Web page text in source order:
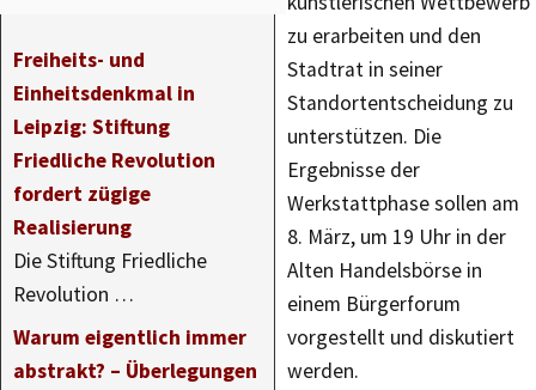
Freiheits- und
Einheitsdenkmal in
Leipzig: Stiftung
Friedliche Revolution
fordert zügige
Realisierung
Die Stiftung Friedliche
Revolution …
Warum eigentlich immer
abstrakt? – Überlegungen
zu erarbeiten und den
Stadtrat in seiner
Standortentscheidung zu
unterstützen. Die
Ergebnisse der
Werkstattphase sollen am
8. März, um 19 Uhr in der
Alten Handelsbörse in
einem Bürgerforum
vorgestellt und diskutiert
werden.